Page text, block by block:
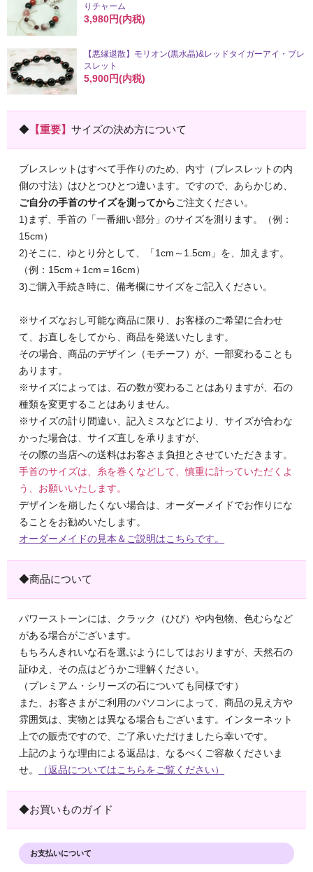
りチャーム
3,980円(内税)
【悪縁退散】モリオン(黒水晶)&レッドタイガーアイ・ブレ
スレット
5,900円(内税)
◆ 【重要】サイズの決め方について
ブレスレットはすべて手作りのため、内寸（ブレスレットの内
側の寸法）はひとつひとつ違います。ですので、あらかじめ、
ご自分の手首のサイズを測ってからご注文ください。
1)まず、手首の「一番細い部分」のサイズを測ります。（例：
15cm）
2)そこに、ゆとり分として、「1cm～1.5cm」を、加えます。
（例：15cm＋1cm＝16cm）
3)ご購入手続き時に、備考欄にサイズをご記入ください。
※サイズなおし可能な商品に限り、お客様のご希望に合わせ
て、お直しをしてから、商品を発送いたします。
その場合、商品のデザイン（モチーフ）が、一部変わることも
あります。
※サイズによっては、石の数が変わることはありますが、石の
種類を変更することはありません。
※サイズの計り間違い、記入ミスなどにより、サイズが合わな
かった場合は、サイズ直しを承りますが、
その際の当店への送料はお客さま負担とさせていただきます。
手首のサイズは、糸を巻くなどして、慎重に計っていただくよ
う、お願いいたします。
デザインを崩したくない場合は、オーダーメイドでお作りにな
ることをお勧めいたします。
オーダーメイドの見本＆ご説明はこちらです。
◆商品について
パワーストーンには、クラック（ひび）や内包物、色むらなど
がある場合がございます。
もちろんきれいな石を選ぶようにしてはおりますが、天然石の
証ゆえ、その点はどうかご理解ください。
（プレミアム・シリーズの石についても同様です）
また、お客さまがご利用のパソコンによって、商品の見え方や
雰囲気は、実物とは異なる場合もございます。インターネット
上での販売ですので、ご了承いただけましたら幸いです。
上記のような理由による返品は、なるべくご容赦くださいま
せ。
（返品についてはこちらをご覧ください）
◆お買いものガイド
お支払いについて